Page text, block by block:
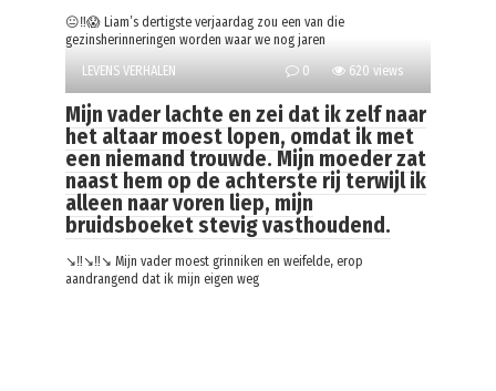
😐‼️😱 Liam’s dertigste verjaardag zou een van die
gezinsherinneringen worden waar we nog jaren
LEVENS VERHALEN
0 620 views
Mijn vader lachte en zei dat ik zelf naar
het altaar moest lopen, omdat ik met
een niemand trouwde. Mijn moeder zat
naast hem op de achterste rij terwijl ik
alleen naar voren liep, mijn
bruidsboeket stevig vasthoudend.
↘️‼️↘️‼️↘️ Mijn vader moest grinniken en weifelde, erop
aandrangend dat ik mijn eigen weg